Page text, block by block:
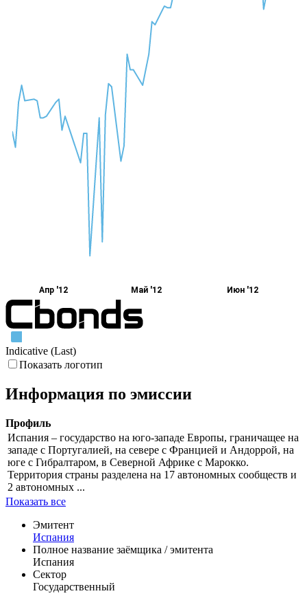
Апр '12 Май '12 Июн '12
Indicative (Last)
Показать логотип
Информация по эмиссии
Профиль
Испания – государство на юго-западе Европы, граничащее на
западе с Португалией, на севере с Францией и Андоррой, на
юге с Гибралтаром, в Северной Африке с Марокко.
Территория страны разделена на 17 автономных сообществ и
2 автономных ...
Показать все
Эмитент
Испания
Полное название заёмщика / эмитента
Испания
Сектор
Государственный